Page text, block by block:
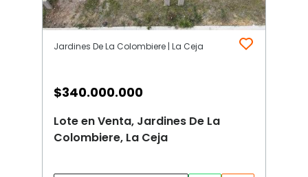
Jardines De La Colombiere | La Ceja
$340.000.000
Lote en Venta, Jardines De La
Colombiere, La Ceja